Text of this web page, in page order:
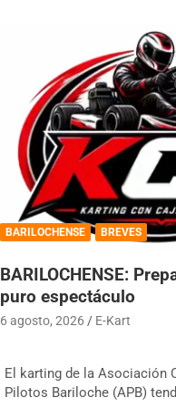
BARILOCHENSE BREVES
BARILOCHENSE:
puro espectáculo
6 agosto, 2026 E-Kart
El karting de la Asociación
Pilotos Bariloche (APB)